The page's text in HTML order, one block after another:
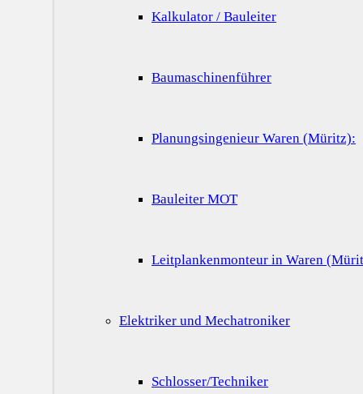
Kalkulator / Bauleiter
Baumaschinenführer
Planungsingenieur Waren (Müritz):
Bauleiter MOT
Leitplankenmonteur in Waren
Elektriker und Mechatroniker
Schlosser/Techniker